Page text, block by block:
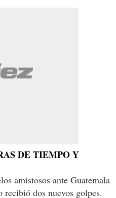
DE TIEMPO Y
amistosos ante Guatemala
dos nuevos golpes.